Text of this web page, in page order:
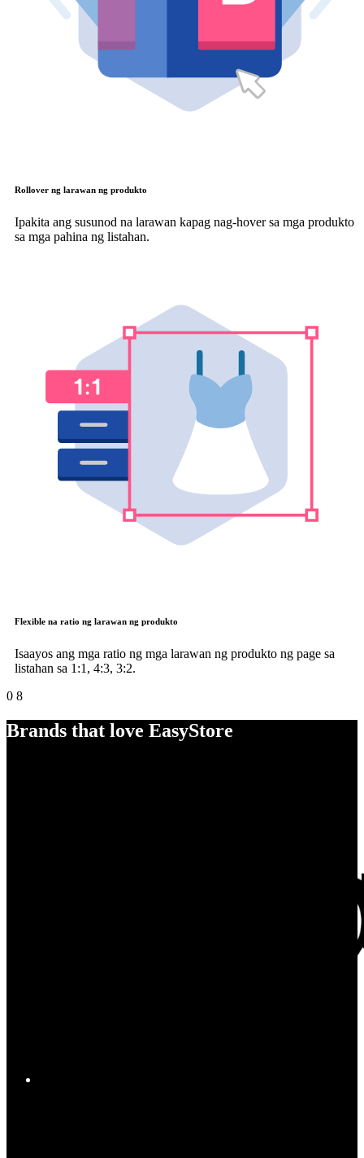
Rollover ng larawan ng produkto
Ipakita ang susunod na larawan kapag nag-hover sa mga produkto
sa mga pahina ng listahan.
Flexible na ratio ng larawan ng produkto
Isaayos ang mga ratio ng mga larawan ng produkto ng page sa
listahan sa 1:1, 4:3, 3:2.
0 8
Brands that love EasyStore